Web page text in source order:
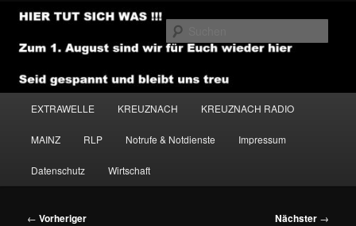
Zum
primären
Inhalt
NEWSHOUSE.MEDIA
EXTRAWELLE KREUZNACH KREUZNACH RADIO
MAINZ RLP Notrufe & Notdienste Impressum
Datenschutz Wirtschaft
Beitragsnavigation
← Vorheriger Nächster →